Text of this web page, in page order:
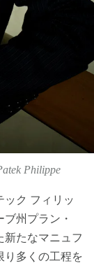
Philippe
ック フィリッ
州プラン・
新たなマニュフ
り多くの工程を